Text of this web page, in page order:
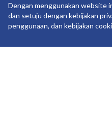
Dengan menggunakan website
dan setuju dengan kebijakan
penggunaan, dan kebijakan